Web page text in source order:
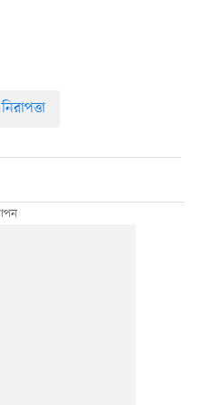
নিরাপত্তা